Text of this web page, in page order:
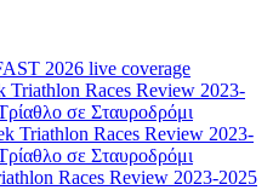
2026 live coverage
Triathlon Races Review 2023-
σε Σταυροδρόμι
Triathlon Races Review 2023-
σε Σταυροδρόμι
Races Review 2023-2025